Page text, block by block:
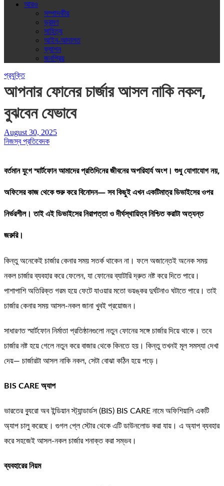
আরও
সম্পাদকীয়
ভ্রমণ
সাহিত্য
আইন-আদালত
ফ্যাশন
জনপ্রিয়
প্রযুক্তি
আপনার ফোনের চার্জার আসল নাকি নকল,
বুঝবেন যেভাবে
August 30, 2025
নিজস্ব প্রতিবেদক
বর্তমান যুগে স্মার্টফোন আমাদের প্রতিদিনের জীবনের অপরিহার্য অংশ। শুধু যোগাযোগ নয়,
অফিসের কাজ থেকে শুরু করে বিনোদন— সব কিছুই এখন একটিমাত্র ডিভাইসের ওপর
নির্ভরশীল। তাই এই ডিভাইসের নিরাপত্তা ও দীর্ঘস্থায়িত্ব নিশ্চিত করাটা অত্যন্ত
জরুরি।
কিন্তু অনেকেই চার্জার কেনার সময় সতর্ক থাকেন না। ফলে অজান্তেই অনেক সময়
নকল চার্জার ব্যবহার করে ফেলেন, যা ফোনের ব্যাটারি দ্রুত নষ্ট করে দিতে পারে।
পাশাপাশি অতিরিক্ত গরম হয়ে ফেটে যাওয়ার মতো ভয়ঙ্কর দুর্ঘটনাও ঘটাতে পারে। তাই
চার্জার কেনার সময় আসল-নকল জানা খুবই প্রয়োজন।
সাধারণত স্মার্টফোন নির্মাতা প্রতিষ্ঠানগুলো নতুন ফোনের সঙ্গে চার্জার দিয়ে থাকে। তবে
চার্জার নষ্ট হয়ে গেলে নতুন করে বাজার থেকে কিনতে হয়। কিন্তু তখনই মূল সমস্যা দেখা
দেয়— চার্জারটা আসল নাকি নকল, সেটা বোঝা কঠিন হয়ে পড়ে।
BIS CARE অ্যাপ
ভারতের ব্যুরো অব ইন্ডিয়ান স্ট্যান্ডার্ডস (BIS) BIS CARE নামে অফিশিয়ালি একটি
অ্যাপ চালু করেছে। গুগল প্লে স্টোর থেকে এটি ডাউনলোড করা যায়। এ অ্যাপ ব্যবহার
করে সহজেই আসল-নকল চার্জার শনাক্ত করা সম্ভব।
ব্যবহারের নিয়ম